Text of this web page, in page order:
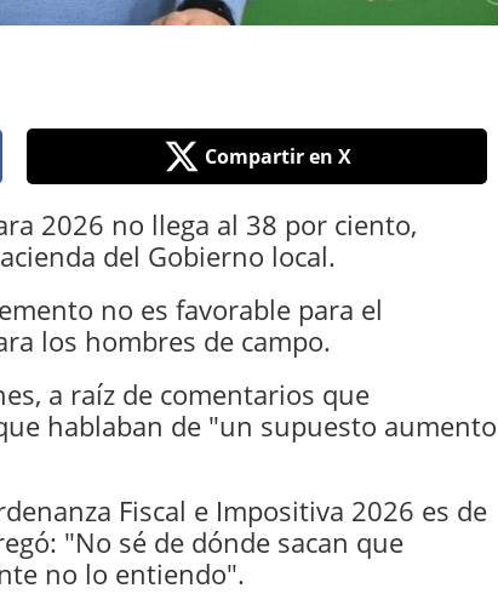
Compartir en X
2026 no llega al 38 por ciento,
del Gobierno local.
no es favorable para el
los hombres de campo.
a raíz de comentarios que
hablaban de "un supuesto aumento
Fiscal e Impositiva 2026 es de
"No sé de dónde sacan que
no lo entiendo".